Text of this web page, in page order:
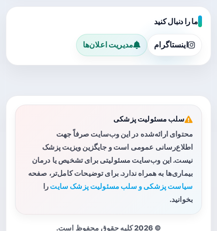
ما را دنبال کنید
اینستاگرام مدیریت اعلان‌ها
سلب مسئولیت پزشکی
محتوای ارائه‌شده در این وب‌سایت صرفاً جهت
اطلاع‌رسانی عمومی است و جایگزین ویزیت پزشک
نیست. این وب‌سایت مسئولیتی برای تشخیص یا درمان
بیماری‌ها به همراه ندارد. برای توضیحات کامل‌تر، صفحه
سیاست پزشکی و سلب مسئولیت پزشک سایت را
بخوانید.
© 2026 کلیه حقوق محفوظ است.